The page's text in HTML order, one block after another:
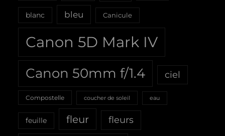
blanc bleu Canicule
Canon 5D Mark IV
Canon 50mm f/1.4 ciel
Compostelle coucher de soleil eau
feuille fleur fleurs